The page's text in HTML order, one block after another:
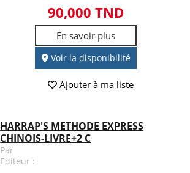
90,000 TND
En savoir plus
Voir la disponibilité
Ajouter à ma liste
HARRAP'S METHODE EXPRESS
CHINOIS-LIVRE+2 C
Par
Editeur :